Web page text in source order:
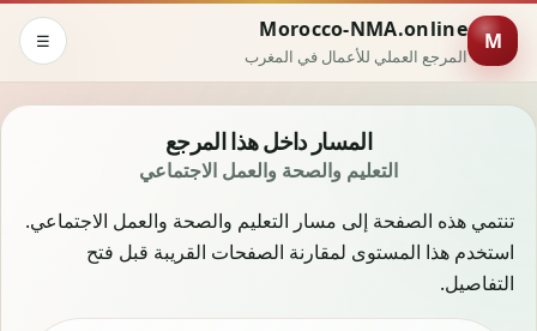
M
Morocco-NMA.online
المرجع العملي للأعمال في المغرب
☰
المسار داخل هذا المرجع
التعليم والصحة والعمل الاجتماعي
تنتمي هذه الصفحة إلى مسار التعليم والصحة والعمل الاجتماعي.
استخدم هذا المستوى لمقارنة الصفحات القريبة قبل فتح
التفاصيل.